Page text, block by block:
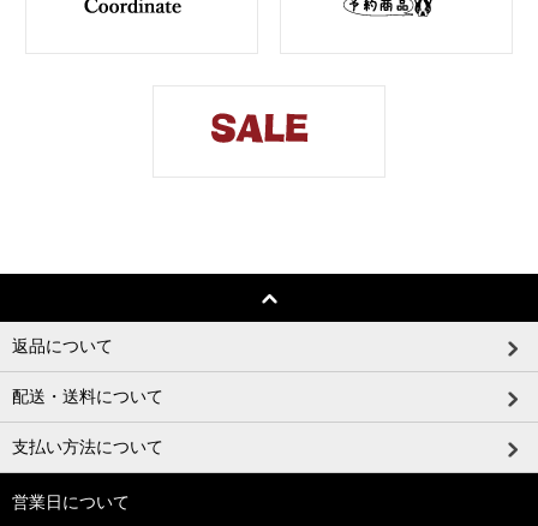
返品について
配送・送料について
支払い方法について
営業日について